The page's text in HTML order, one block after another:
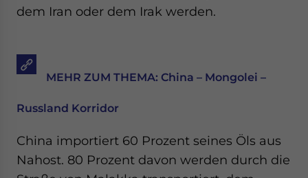
dem Iran oder dem Irak werden.
MEHR ZUM THEMA: China – Mongolei –
Russland Korridor
China importiert 60 Prozent seines Öls aus
Nahost. 80 Prozent davon werden durch die